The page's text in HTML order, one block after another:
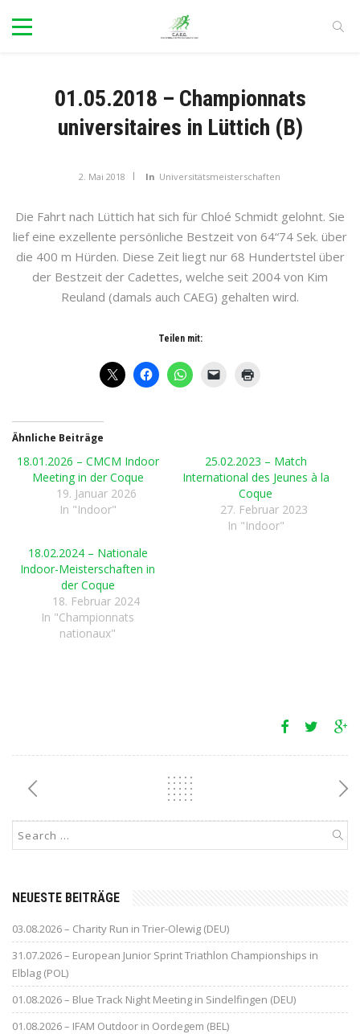
01.05.2018 – Championnats
universitaires in Lüttich (B)
2. Mai 2018 In Universitätsmeisterschaften
Die Fahrt nach Lüttich hat sich für Chloé Schmidt gelohnt. Sie
lief eine exzellente persönliche Bestzeit von 64“74 Sek. über
die 400 m Hürden. Diese Zeit liegt nur 68 Hundertstel über
der Bestzeit der Cadettes, welche seit 2004 von Kim
Reuland (damals auch CAEG) gehalten wird.
Teilen mit:
Ähnliche Beiträge
18.01.2026 – CMCM Indoor
Meeting in der Coque
19. Januar 2026
In "Indoor"
25.02.2023 – Match
International des Jeunes à la
Coque
27. Februar 2023
In "Indoor"
18.02.2024 – Nationale
Indoor-Meisterschaften in
der Coque
18. Februar 2024
In "Championnats
nationaux"
NEUESTE BEITRÄGE
03.08.2026 – Charity Run in Trier-Olewig (DEU)
31.07.2026 – European Junior Sprint Triathlon Championships in
Elblag (POL)
01.08.2026 – Blue Track Night Meeting in Sindelfingen (DEU)
01.08.2026 – IFAM Outdoor in Oordegem (BEL)